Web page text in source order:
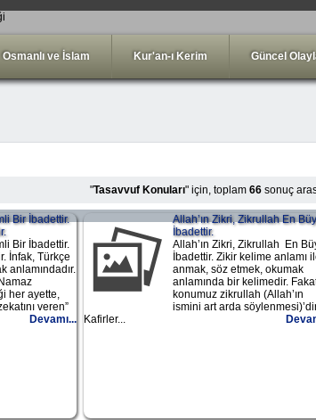
Osmanlı ve İslam Kur'an-ı Kerim Güncel
"Tasavvuf Konuları" için, toplam 66sonuç
Bir İbadettir.
Bir İbadettir.
İnfak, Türkçe
anlamındadır.
her ayette,
veren”
Devamı...
Allah’ın Zikri, Zikrullah En
İbadettir.
Allah’ın Zikri, Zikrullah En
İbadettir. Zikir kelime anlamı
anmak, söz etmek, okumak
anlamında bir kelimedir.
konumuz zikrullah (Allah’ın
ismini art arda
Kafirler...